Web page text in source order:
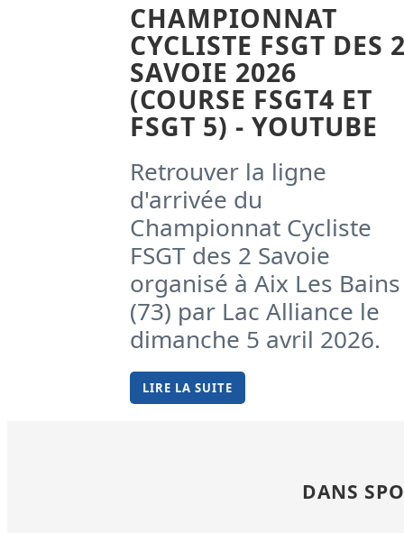
CHAMPIONNAT
CYCLISTE FSGT DES
SAVOIE 2026
(COURSE FSGT4 ET
FSGT 5) - YOUTUBE
Retrouver la ligne
d'arrivée du
Championnat Cycliste
FSGT des 2 Savoie
organisé à Aix Les Bains
(73) par Lac Alliance le
dimanche 5 avril 2026.
LIRE LA SUITE
DANS